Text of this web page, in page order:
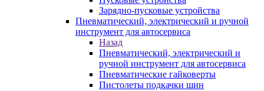
Зарядно-пусковые устройства
Пневматический, электрический и ручной
инструмент для автосервиса
Назад
Пневматический, электрический и
ручной инструмент для автосервиса
Пневматические гайковерты
Пистолеты подкачки шин